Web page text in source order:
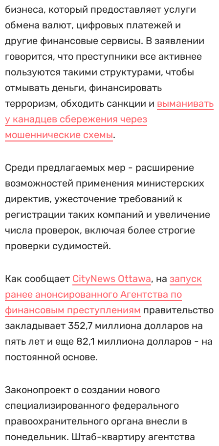
бизнеса, который предоставляет услуги
обмена валют, цифровых платежей и
другие финансовые сервисы. В заявлении
говорится, что преступники все активнее
пользуются такими структурами, чтобы
отмывать деньги, финансировать
терроризм, обходить санкции и выманивать
у канадцев сбережения через
мошеннические схемы.
Среди предлагаемых мер - расширение
возможностей применения министерских
директив, ужесточение требований к
регистрации таких компаний и увеличение
числа проверок, включая более строгие
проверки судимостей.
Как сообщает CityNews Ottawa, на запуск
ранее анонсированного Агентства по
финансовым преступлениям правительство
закладывает 352,7 миллиона долларов на
пять лет и еще 82,1 миллиона долларов - на
постоянной основе.
Законопроект о создании нового
специализированного федерального
правоохранительного органа внесли в
понедельник. Штаб-квартиру агентства